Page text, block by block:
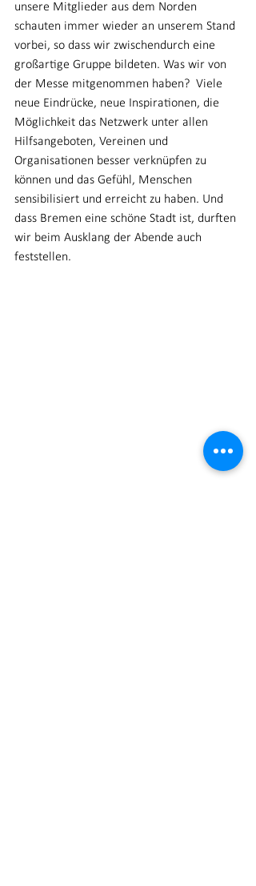
unsere Mitglieder aus dem Norden
schauten immer wieder an unserem Stand
vorbei, so dass wir zwischendurch eine
großartige Gruppe bildeten. Was wir von
der Messe mitgenommen haben?  Viele
neue Eindrücke, neue Inspirationen, die
Möglichkeit das Netzwerk unter allen
Hilfsangeboten, Vereinen und
Organisationen besser verknüpfen zu
können und das Gefühl, Menschen
sensibilisiert und erreicht zu haben. Und
dass Bremen eine schöne Stadt ist, durften
wir beim Ausklang der Abende auch
feststellen.